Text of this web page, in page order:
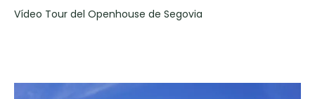
Vídeo Tour del Openhouse de Segovia